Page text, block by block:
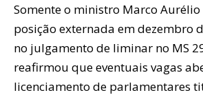
Somente o ministro Marco Aurélio
posição externada em dezembro
no julgamento de liminar no MS
reafirmou que eventuais vagas
licenciamento de parlamentares